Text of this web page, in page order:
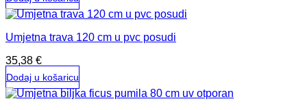
Umjetna trava 120 cm u pvc posudi
35,38 €
Dodaj u košaricu